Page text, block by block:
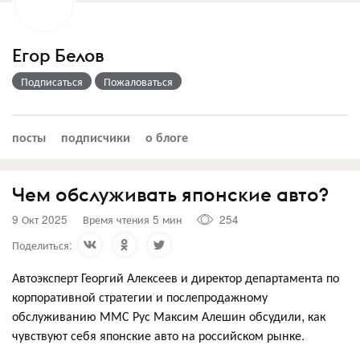
Егор Белов
Подписаться Пожаловаться
посты подписчики о блоге
Чем обслуживать японские авто?
9 Окт 2025 Время чтения 5 мин
254
Поделиться:
Автоэксперт Георгий Алексеев и директор департамента по
корпоративной стратегии и послепродажному
обслуживанию ММС Рус Максим Алешин обсудили, как
чувствуют себя японские авто на российском рынке.